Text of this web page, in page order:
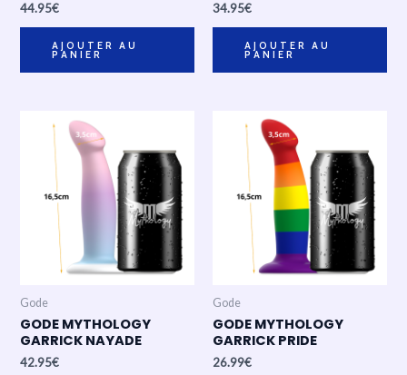
44.95€
AJOUTER AU
PANIER
34.95€
AJOUTER AU
PANIER
Gode
GODE MYTHOLOGY
GARRICK NAYADE
42.95€
Gode
GODE MYTHOLOGY
GARRICK PRIDE
26.99€